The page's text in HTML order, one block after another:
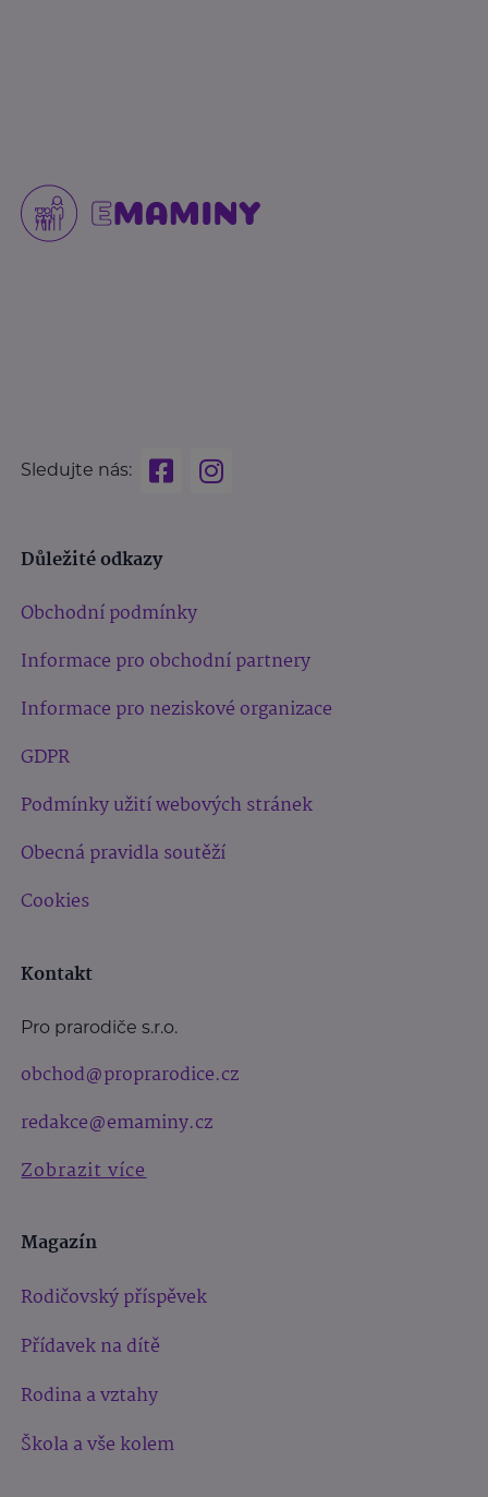
Sledujte nás:
Důležité odkazy
Obchodní podmínky
Informace pro obchodní partnery
Informace pro neziskové organizace
GDPR
Podmínky užití webových stránek
Obecná pravidla soutěží
Cookies
Kontakt
Pro prarodiče s.r.o.
obchod@proprarodice.cz
redakce@emaminy.cz
Zobrazit více
Magazín
Rodičovský příspěvek
Přídavek na dítě
Rodina a vztahy
Škola a vše kolem